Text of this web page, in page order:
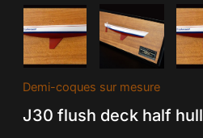
Demi-coques sur mesure
J30 flush deck half hull